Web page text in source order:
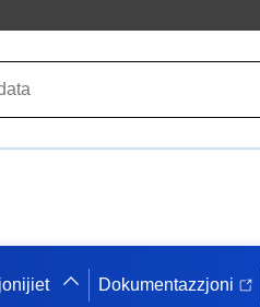
Dokumentazzjoni